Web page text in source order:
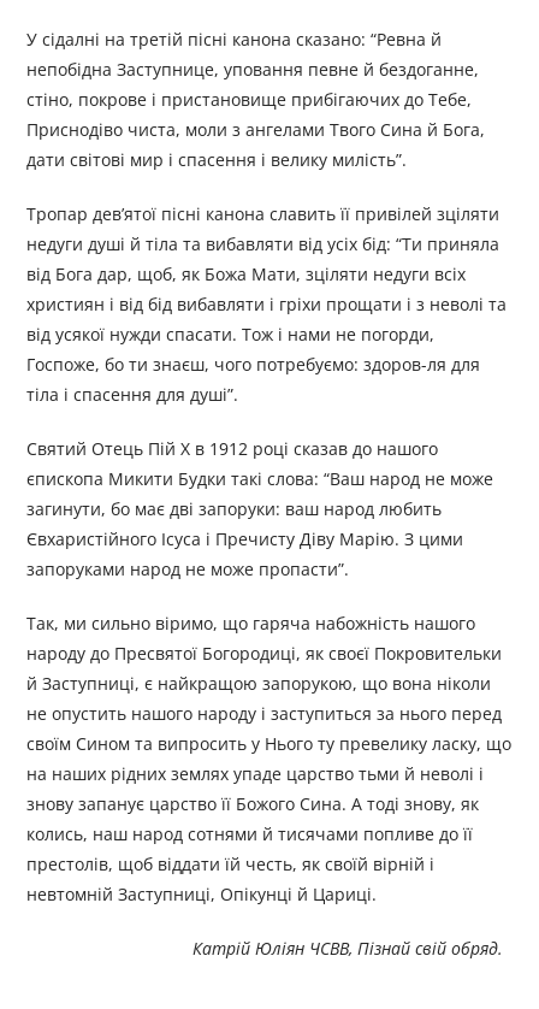
У сідалні на третій пісні канона сказано: “Ревна й
непобідна Заступнице, уповання певне й бездоганне,
стіно, покрове і пристановище прибігаючих до Тебе,
Приснодіво чиста, моли з ангелами Твого Сина й Бога,
дати світові мир і спасення і велику милість”.
Тропар дев’ятої пісні канона славить її привілей зціляти
недуги душі й тіла та вибавляти від усіх бід: “Ти приняла
від Бога дар, щоб, як Божа Мати, зціляти недуги всіх
християн і від бід вибавляти і гріхи прощати і з неволі та
від усякої нужди спасати. Тож і нами не погорди,
Госпоже, бо ти знаєш, чого потребуємо: здоров-ля для
тіла і спасення для душі”.
Святий Отець Пій X в 1912 році сказав до нашого
єпископа Микити Будки такі слова: “Ваш народ не може
загинути, бо має дві запоруки: ваш народ любить
Євхаристійного Ісуса і Пречисту Діву Марію. З цими
запоруками народ не може пропасти”.
Так, ми сильно віримо, що гаряча набожність нашого
народу до Пресвятої Богородиці, як своєї Покровительки
й Заступниці, є найкращою запорукою, що вона ніколи
не опустить нашого народу і заступиться за нього перед
своїм Сином та випросить у Нього ту превелику ласку, що
на наших рідних землях упаде царство тьми й неволі і
знову запанує царство її Божого Сина. А тоді знову, як
колись, наш народ сотнями й тисячами попливе до її
престолів, щоб віддати їй честь, як своїй вірній і
невтомній Заступниці, Опікунці й Цариці.
Катрій Юліян ЧСВВ, Пізнай свій обряд.